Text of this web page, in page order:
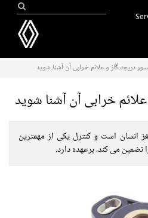
دریچه گاز و علائم خرابی آن آشنا شوید
خرابی آن آشنا شوید
انسان است و کنترل یکی از مهمترین
می کند، برعهده دارد.